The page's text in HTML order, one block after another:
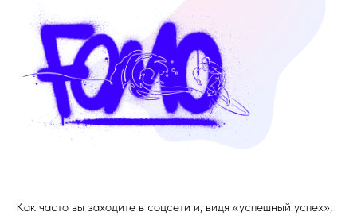
Как часто вы заходите в соцсети и, видя «успешный успех»,